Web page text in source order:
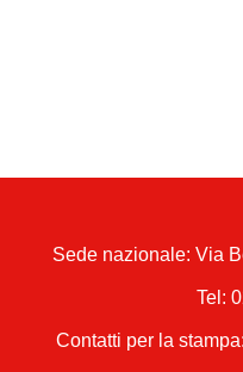
Sede nazionale: Via
Tel:
Contatti per la